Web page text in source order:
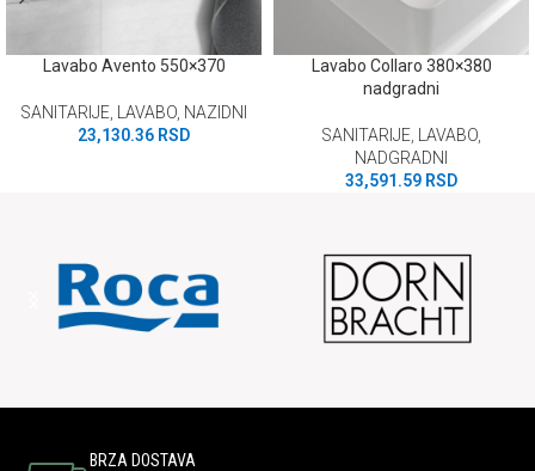
Lavabo Avento 550×370
SANITARIJE LAVABO NAZIDNI
23,130.36 RSD
Lavabo Collaro 380×380
nadgradni
SANITARIJE LAVABO
NADGRADNI
33,591.59 RSD
BRZA DOSTAVA